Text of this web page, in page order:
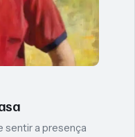
sentir a presença